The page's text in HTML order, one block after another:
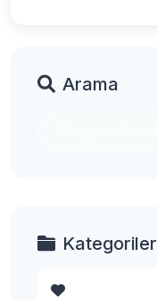
Arama
Kategoriler